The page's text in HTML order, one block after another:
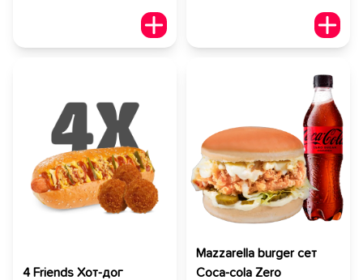
4 Friends Хот-дог
Mazzarella burger сет
Coca-cola Zero